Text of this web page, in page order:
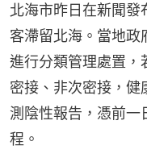
北海市昨日在新聞
客滯留北海。當地政
進行分類管理處置，
密接、非次密接，
測陰性報告，憑前一
程。